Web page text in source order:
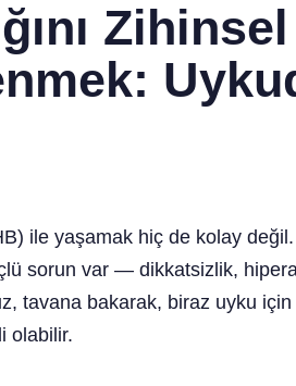
Zihinsel
ile yaşamak hiç de kolay
sorun var — dikkatsizlik,
tavana bakarak, biraz uyku
olabilir.